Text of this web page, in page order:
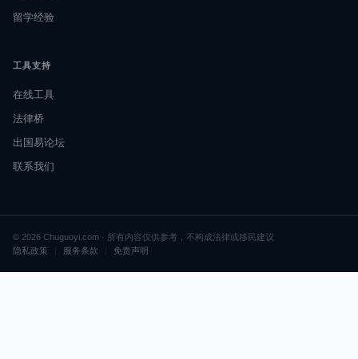
留学经验
工具支持
在线工具
法律桥
出国易论坛
联系我们
© 2026 Chuguoyi.com · 所有内容仅供参考，不构成法律或移民建议
隐私政策
服务条款 免责声明